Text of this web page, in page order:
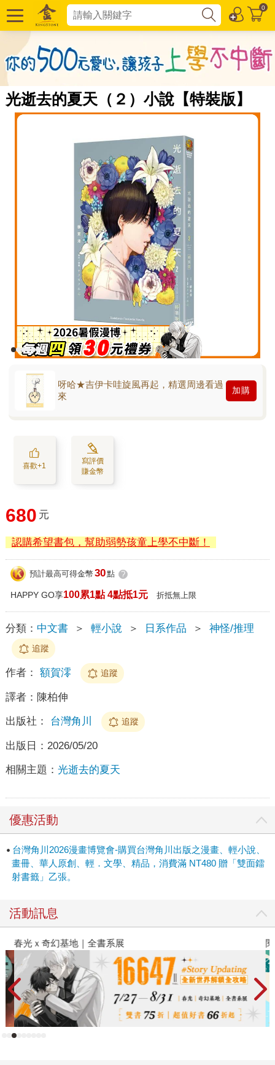
0
光逝去的夏天（２）小說【特裝版】
呀哈★吉伊卡哇旋風再起，精選周邊看過
來
加購
喜歡+1
寫評價
賺金幣
680 元
認購希望書包，幫助弱勢孩童上學不中斷！
預計最高可得金幣 30點 ?
HAPPY GO享100累1點 4點抵1元 折抵無上限
分類： 中文書 ＞ 輕小說 ＞ 日系作品 ＞ 神怪/推理
追蹤
作者： 額賀澪 追蹤
譯者： 陳柏伸
出版社： 台灣角川 追蹤
出版日： 2026/05/20
相關主題： 光逝去的夏天
優惠活動
台灣角川2026漫畫博覽會-購買台灣角川出版之漫畫、輕小說、
畫冊、華人原創、輕．文學、精品，消費滿 NT480 贈「雙面鐳
射書籤」乙張。
活動訊息
春光ｘ奇幻基地｜全書系展